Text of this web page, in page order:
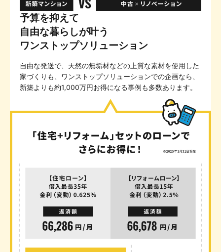
予算を抑えて
自由な暮らしが叶う
ワンストップソリューション
自由な発送で、天然の無垢材などの上質な素材を使用した
家づくりも、ワンストップソリューションでの企画なら、
新築よりも約1,000万円お得になる事例も多数あります。